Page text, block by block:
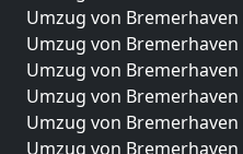
Umzug von
Umzug von
Umzug von
Umzug von
Umzug von
Umzug von